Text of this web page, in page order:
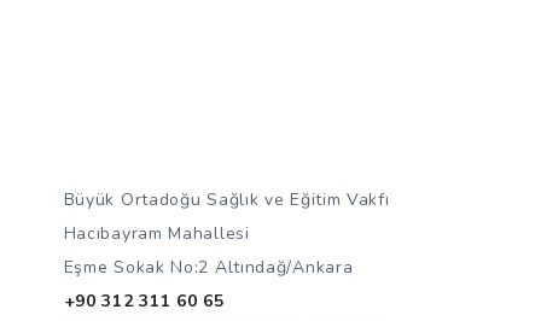
Büyük Ortadoğu Sağlık ve Eğitim Vakfı
Hacıbayram Mahallesi
Eşme Sokak No:2 Altındağ/Ankara
+90 312 311 60 65